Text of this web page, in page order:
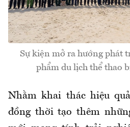
Sự kiện mở ra hướng phát
phẩm du lịch thể thao
Nhằm khai thác hiệu
đồng thời tạo thêm